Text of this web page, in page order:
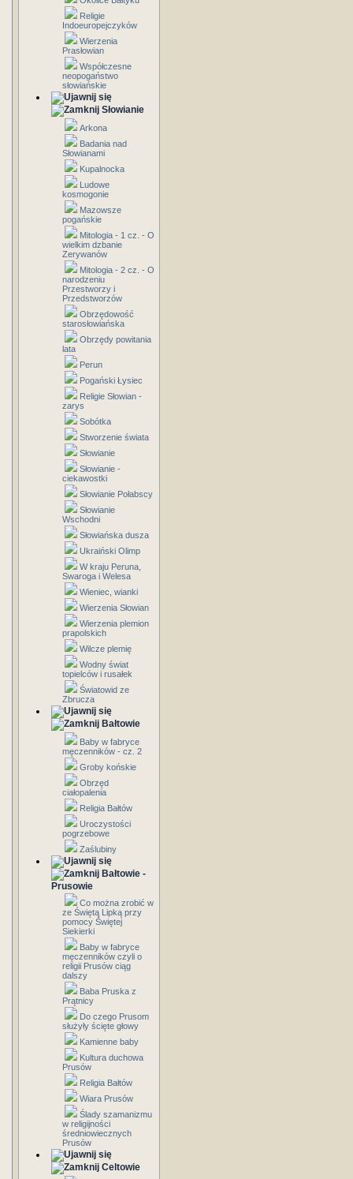
Religie
Indoeuropejczyków
Wierzenia
Prasłowian
Współczesne
neopogaństwo
słowiańskie
Słowianie
Arkona
Badania nad
Słowianami
Kupalnocka
Ludowe
kosmogonie
Mazowsze
pogańskie
Mitologia - 1 cz. - O
wielkim dzbanie
Zerywanów
Mitologia - 2 cz. - O
narodzeniu
Przestworzy i
Przedstworzów
Obrzędowość
starosłowiańska
Obrzędy powitania
lata
Perun
Pogański Łysiec
Religie Słowian -
zarys
Sobótka
Stworzenie świata
Słowianie
Słowianie -
ciekawostki
Słowianie Połabscy
Słowianie
Wschodni
Słowiańska dusza
Ukraiński Olimp
W kraju Peruna,
Swaroga i Welesa
Wieniec, wianki
Wierzenia Słowian
Wierzenia plemion
prapolskich
Wilcze plemię
Wodny świat
topielców i rusałek
Światowid ze
Zbrucza
Bałtowie
Baby w fabryce
męczenników - cz. 2
Groby końskie
Obrzęd
ciałopalenia
Religia Bałtów
Uroczystości
pogrzebowe
Zaślubiny
Bałtowie -
Prusowie
Co można zrobić w
ze Świętą Lipką przy
pomocy Świętej
Siekierki
Baby w fabryce
męczenników czyli o
religii Prusów ciąg
dalszy
Baba Pruska z
Prątnicy
Do czego Prusom
służyły ścięte głowy
Kamienne baby
Kultura duchowa
Prusów
Religia Bałtów
Wiara Prusów
Ślady szamanizmu
w religijności
średniowiecznych
Prusów
Celtowie